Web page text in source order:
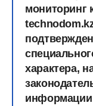
мониторинг
характера,
информации